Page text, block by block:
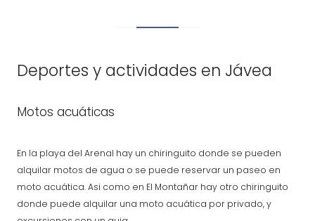
Deportes y actividades en Jávea
Motos acuáticas
En la playa del Arenal hay un chiringuito donde se pueden
alquilar motos de agua o se puede reservar un paseo en
moto acuática. Asi como en El Montañar hay otro chiringuito
donde puede alquilar una moto acuática por privado, y